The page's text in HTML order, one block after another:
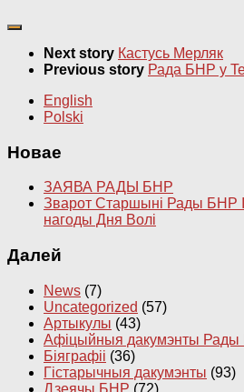
Next story Кастусь Мерляк
Previous story Рада БНР у
English
Polski
Новае
ЗАЯВА РАДЫ БНР
Зварот Старшыні Рады БНР
нагоды Дня Волі
Далей
News (7)
Uncategorized (57)
Артыкулы (43)
Афіцыйныя дакумэнты
Біяграфіі (36)
Гістарычныя дакумэнты (93)
Дзеячы БНР (72)